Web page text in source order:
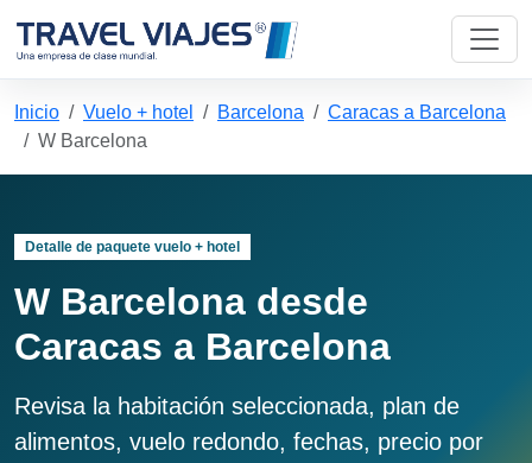
Inicio Vuelo + hotel Barcelona
Caracas a Barcelona
W Barcelona
Detalle de paquete vuelo + hotel
W Barcelona desde
Caracas a Barcelona
Revisa la habitación seleccionada, plan de
alimentos, vuelo redondo, fechas, precio por